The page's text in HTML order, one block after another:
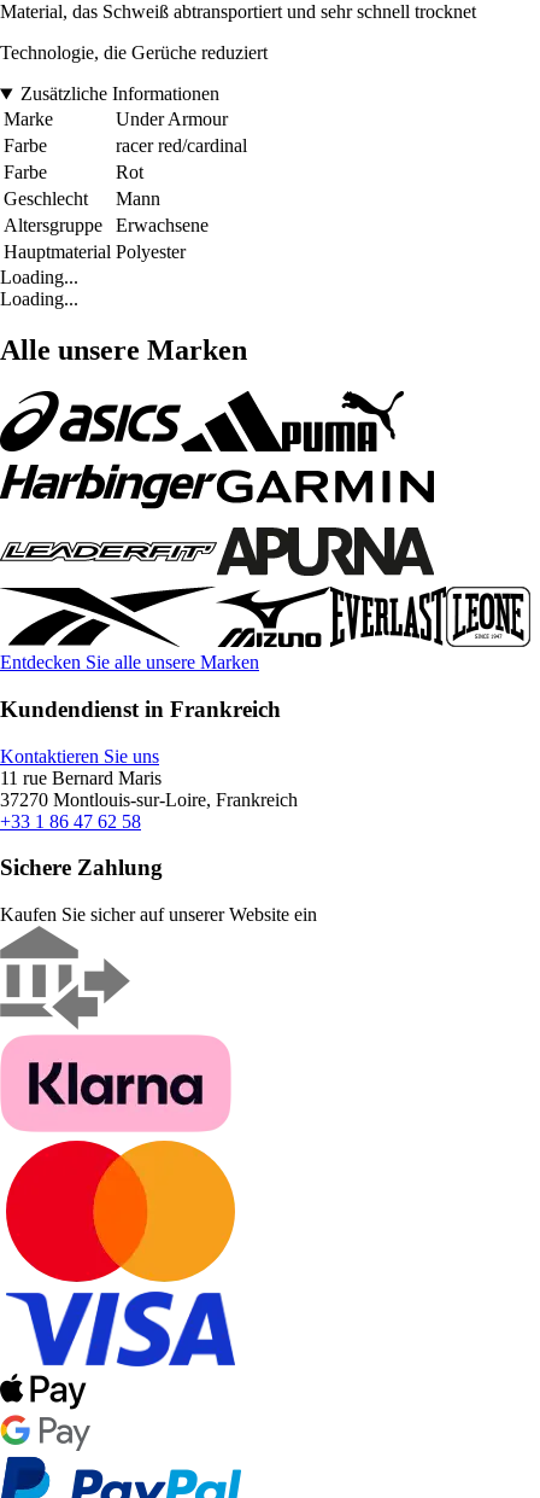
Material, das Schweiß abtransportiert und sehr schnell trocknet
Technologie, die Gerüche reduziert
Zusätzliche Informationen
Marke
Under Armour
Farbe
racer red/cardinal
Farbe
Rot
Geschlecht
Mann
Altersgruppe
Erwachsene
Hauptmaterial Polyester
Loading...
Loading...
Alle unsere Marken
Entdecken Sie alle unsere Marken
Kundendienst in Frankreich
Kontaktieren Sie uns
11 rue Bernard Maris
37270 Montlouis-sur-Loire, Frankreich
+33 1 86 47 62 58
Sichere Zahlung
Kaufen Sie sicher auf unserer Website ein